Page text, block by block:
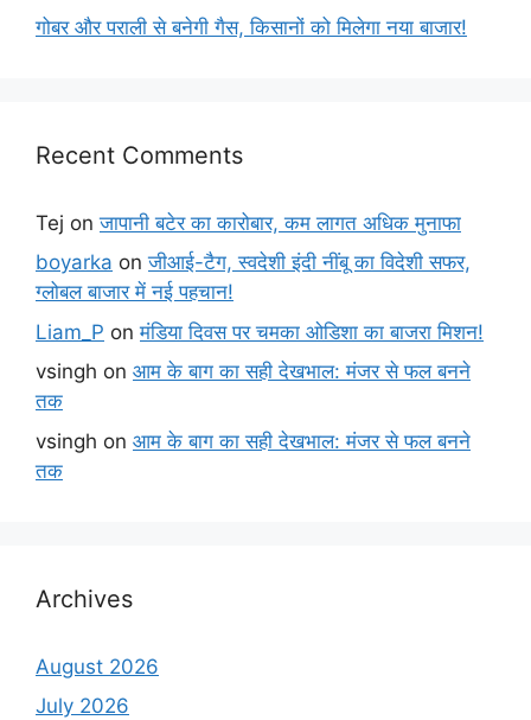
गोबर और पराली से बनेगी गैस, किसानों को मिलेगा नया बाजार!
Recent Comments
Tej onजापानी बटेर का कारोबार, कम लागत अधिक मुनाफा
boyarka onजीआई-टैग, स्वदेशी इंदी नींबू का विदेशी सफर,
ग्लोबल बाजार में नई पहचान!
Liam_P onमंडिया दिवस पर चमका ओडिशा का बाजरा मिशन!
vsingh on आम के बाग का सही देखभाल: मंजर से फल बनने
तक
vsingh on आम के बाग का सही देखभाल: मंजर से फल बनने
तक
Archives
August 2026
July 2026